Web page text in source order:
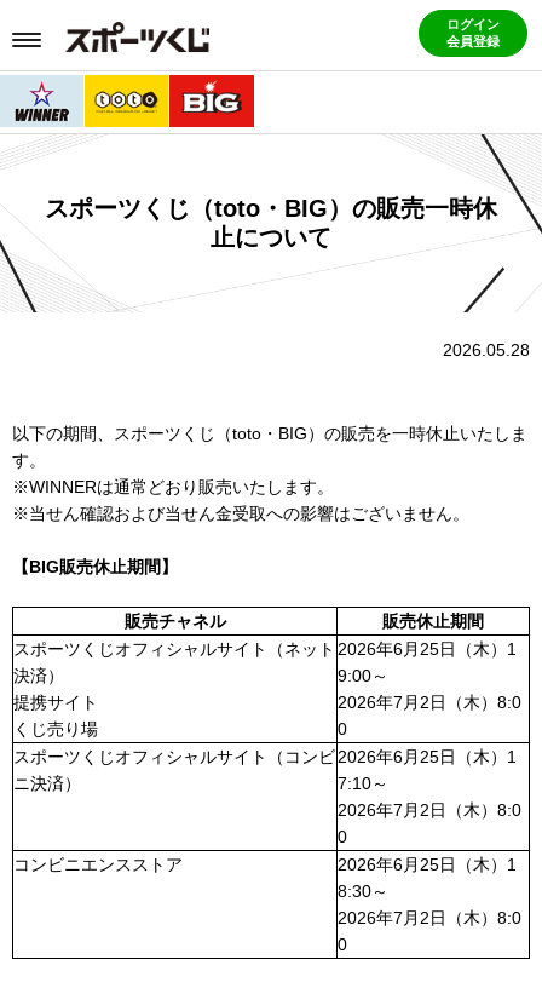
ログイン
会員登録
スポーツくじ（toto・BIG）の販売一時休
止について
2026.05.28
以下の期間、スポーツくじ（toto・BIG）の販売を一時休止いたしま
す。
※WINNERは通常どおり販売いたします。
※当せん確認および当せん金受取への影響はございません。
【BIG販売休止期間】
販売チャネル
販売休止期間
スポーツくじオフィシャルサイト（ネット
決済）
提携サイト
くじ売り場
2026年6月25日（木）1
9:00～
2026年7月2日（木）8:0
0
スポーツくじオフィシャルサイト（コンビ
ニ決済）
2026年6月25日（木）1
7:10～
2026年7月2日（木）8:0
0
コンビニエンスストア
2026年6月25日（木）1
8:30～
2026年7月2日（木）8:0
0